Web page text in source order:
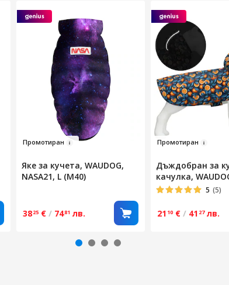
Промотиран
Яке за кучета, WAUDOG,
NASA21, L (M40)
3825 € / 7481 лв.
Промотиран
Дъждобран за
качулка,
Оранжев, L 5 (5)
21 10 € / 41 27 лв.